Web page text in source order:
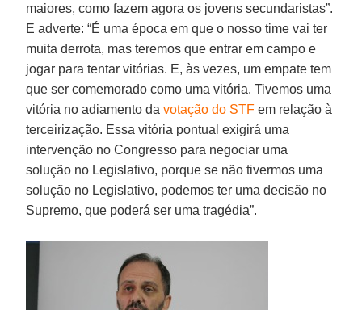
maiores, como fazem agora os jovens secundaristas”.
E adverte: “É uma época em que o nosso time vai ter
muita derrota, mas teremos que entrar em campo e
jogar para tentar vitórias. E, às vezes, um empate tem
que ser comemorado como uma vitória. Tivemos uma
vitória no adiamento davotação do STF em relação à
terceirização. Essa vitória pontual exigirá uma
intervenção no Congresso para negociar uma
solução no Legislativo, porque se não tivermos uma
solução no Legislativo, podemos ter uma decisão no
Supremo, que poderá ser uma tragédia”.